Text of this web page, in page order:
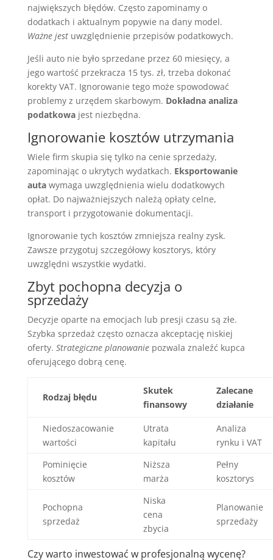
największych błędów. Często zapominamy o
dodatkach i aktualnym popywie na dany model.
Ważne jestuwzględnienie przepisów podatkowych.
Jeśli auto nie było sprzedane przez 60 miesięcy, a
jego wartość przekracza 15 tys. zł, trzeba dokonać
korekty VAT. Ignorowanie tego może spowodować
problemy z urzędem skarbowym. Dokładna analiza
podatkowajest niezbędna.
Ignorowanie kosztów utrzymania
Wiele firm skupia się tylko na cenie sprzedaży,
zapominając o ukrytych wydatkach. Eksportowanie
autawymaga uwzględnienia wielu dodatkowych
opłat. Do najważniejszych należą opłaty celne,
transport i przygotowanie dokumentacji.
Ignorowanie tych kosztów zmniejsza realny zysk.
Zawsze przygotuj szczegółowy kosztorys, który
uwzględni wszystkie wydatki.
Zbyt pochopna decyzja o
sprzedaży
Decyzje oparte na emocjach lub presji czasu są złe.
Szybka sprzedaż często oznacza akceptację niskiej
oferty. Strategiczne planowaniepozwala znaleźć kupca
oferującego dobrą cenę.
Rodzaj błędu
Skutek
finansowy
Zalecane
działanie
Niedoszacowanie
wartości
Utrata
kapitału
Analiza
rynku i VAT
Pominięcie
kosztów
Niższa
marża
Pełny
kosztorys
Pochopna
sprzedaż
Niska
cena
zbycia
Planowanie
sprzedaży
Czy warto inwestować w profesjonalną wycenę?